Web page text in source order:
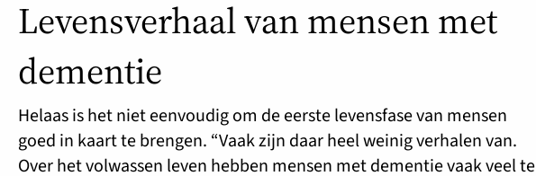
Levensverhaal van mensen met
dementie
Helaas is het niet eenvoudig om de eerste levensfase van mensen
goed in kaart te brengen. “Vaak zijn daar heel weinig verhalen van.
Over het volwassen leven hebben mensen met dementie vaak veel te